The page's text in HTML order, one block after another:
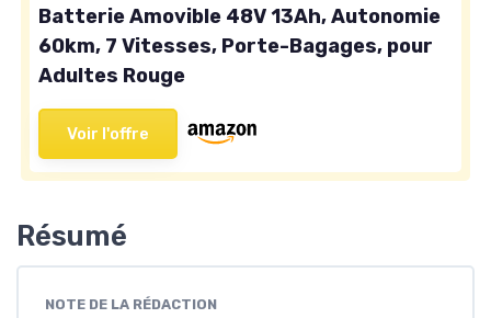
Batterie Amovible 48V 13Ah, Autonomie
60km, 7 Vitesses, Porte-Bagages, pour
Adultes Rouge
Voir l'offre
Résumé
NOTE DE LA RÉDACTION